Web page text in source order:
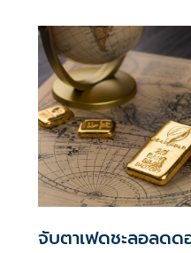
จับตาเฟดชะลอลด